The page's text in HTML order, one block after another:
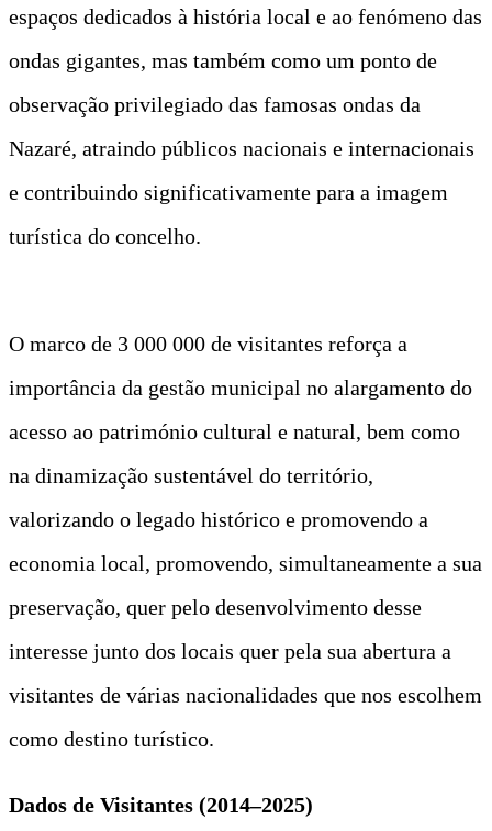
espaços dedicados à história local e ao fenómeno das
ondas gigantes, mas também como um ponto de
observação privilegiado das famosas ondas da
Nazaré, atraindo públicos nacionais e internacionais
e contribuindo significativamente para a imagem
turística do concelho.
O marco de 3 000 000 de visitantes reforça a
importância da gestão municipal no alargamento do
acesso ao património cultural e natural, bem como
na dinamização sustentável do território,
valorizando o legado histórico e promovendo a
economia local, promovendo, simultaneamente a sua
preservação, quer pelo desenvolvimento desse
interesse junto dos locais quer pela sua abertura a
visitantes de várias nacionalidades que nos escolhem
como destino turístico.
Dados de Visitantes (2014–2025)